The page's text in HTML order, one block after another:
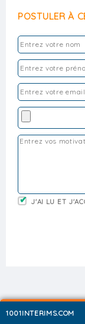
POSTULER À
J'AI LU ET
1001INTERIMS.COM